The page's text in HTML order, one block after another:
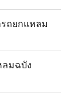
ถยกแหลม
ลมฉบัง